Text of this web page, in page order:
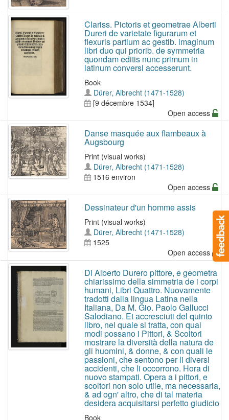
Clariss. Pictoris et geometrae Alberti
Dureri de varietate figurarum et
flexuris partium ac gestib. imaginum
libri duo qui priorib. de symmetria
quondam editis nunc primum in
latinum conversi accesserunt.
Book
Dürer, Albrecht (1471-1528)
[9 décembre 1534]
Open access
Danse masquée aux flambeaux à
Augsbourg
Print (visual works)
Dürer, Albrecht (1471-1528)
1516 environ
Open access
Dessinateur d'un homme assis
Print (visual works)
Dürer, Albrecht (1471-1528)
1525
Open access
Di Alberto Durero pittore, e geometra
chiarissimo della simmetria de i corpi
humani, Libri Quattro. Nuovamente
tradotti dalla lingua Latina nella
Italiana, Da M. Gio. Paolo Gallucci
Salodiano. Et accresciuti del quinto
libro, nel quale si tratta, con quai
modi possano i Pittori, & Scoltori
mostrare la diversità della natura de
gli huomini, & donne, & con quali le
passioni, che sentono per li diversi
accidenti, che li occorrono. Hora di
nuovo stampati. Opera a i pittori, e
scoltori non solo utile, ma necessaria,
& ad ogn' altro, che di tal materia
desidera acquisitarsi perfetto giudicio
Book